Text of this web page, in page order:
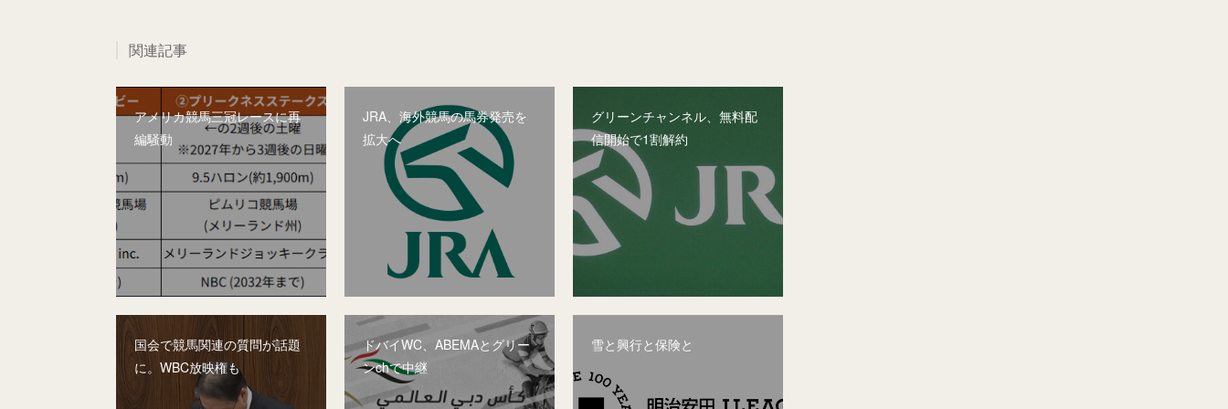
関連記事
アメリカ競馬三冠レースに再
編騒動
JRA、海外競馬の馬券発売を
拡大へ
グリーンチャンネル、無料配
信開始で1割解約
国会で競馬関連の質問が話題
に。WBC放映権も
ドバイWC、ABEMAとグリー
ンchで中継
雪と興行と保険と